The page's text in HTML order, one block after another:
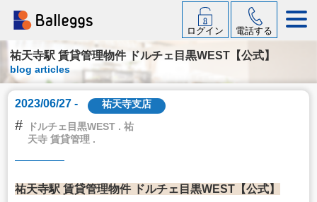
ログイン 電話する
祐天寺駅 賃貸管理物件 ドルチェ目黒WEST【公式】
blog articles
2023/06/27 - 祐天寺支店
#
ドルチェ目黒WEST . 祐
天寺 賃貸管理 .
祐天寺駅 賃貸管理物件 ドルチェ目黒WEST【公式】